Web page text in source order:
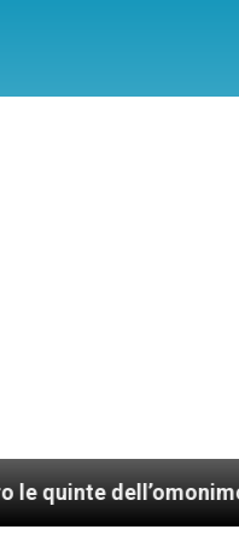
film di